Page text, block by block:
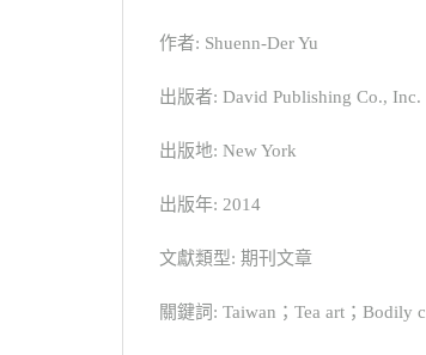
作者: Shuenn-Der Yu
出版者: David Publishing Co., Inc.
出版地: New York
出版年: 2014
文獻類型: 期刊文章
關鍵詞: Taiwan；Tea art；Bodily